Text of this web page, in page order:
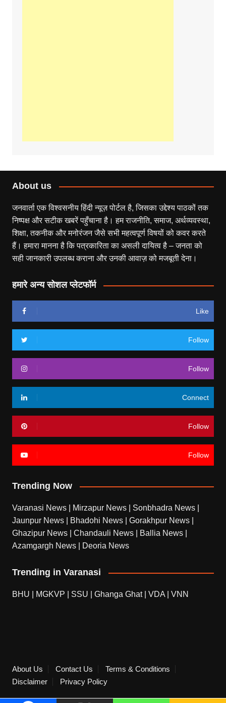
About us
जनवार्ता एक विश्वसनीय हिंदी न्यूज़ पोर्टल है, जिसका उद्देश्य पाठकों तक
निष्पक्ष और सटीक खबरें पहुँचाना है। हम राजनीति, समाज, अर्थव्यवस्था,
शिक्षा, तकनीक और मनोरंजन जैसे सभी महत्वपूर्ण विषयों को कवर करते
हैं। हमारा मानना है कि पत्रकारिता का असली दायित्व है – जनता को
सही जानकारी उपलब्ध कराना और उनकी आवाज़ को मजबूती देना।
हमारे अन्य सोशल प्लेटफॉर्म
Like
Follow
Follow
Connect
Follow
Follow
Trending Now
Varanasi News Mirzapur News Sonbhadra News
Jaunpur News
Bhadohi News Gorakhpur News
Ghazipur News
Chandauli News Ballia News
Azamgargh News
Deoria News
Trending in Varanasi
BHU MGKVP SSU Ghanga Ghat| VDA VNN
About Us Contact Us
Terms & Conditions
Disclaimer
Privacy Policy